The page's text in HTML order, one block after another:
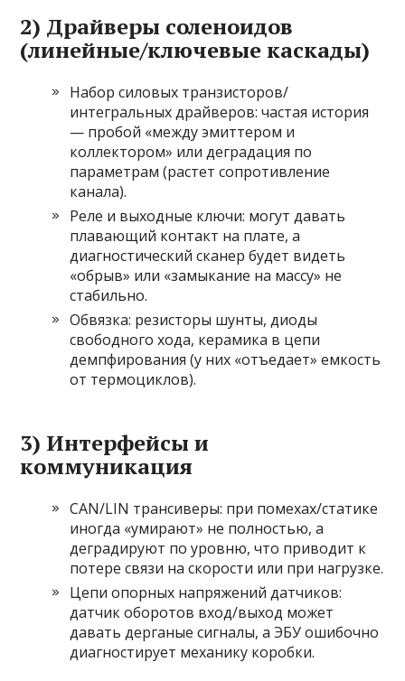
2) Драйверы соленоидов
(линейные/ключевые каскады)
Набор силовых транзисторов/
интегральных драйверов: частая история
— пробой «между эмиттером и
коллектором» или деградация по
параметрам (растет сопротивление
канала).
Реле и выходные ключи: могут давать
плавающий контакт на плате, а
диагностический сканер будет видеть
«обрыв» или «замыкание на массу» не
стабильно.
Обвязка: резисторы шунты, диоды
свободного хода, керамика в цепи
демпфирования (у них «отъедает» емкость
от термоциклов).
3) Интерфейсы и
коммуникация
CAN/LIN трансиверы: при помехах/статике
иногда «умирают» не полностью, а
деградируют по уровню, что приводит к
потере связи на скорости или при нагрузке.
Цепи опорных напряжений датчиков:
датчик оборотов вход/выход может
давать дерганые сигналы, а ЭБУ ошибочно
диагностирует механику коробки.